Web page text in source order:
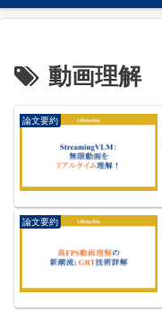
動画理解
論文要約
論文要約